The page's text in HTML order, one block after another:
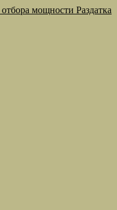
мощности Раздатка